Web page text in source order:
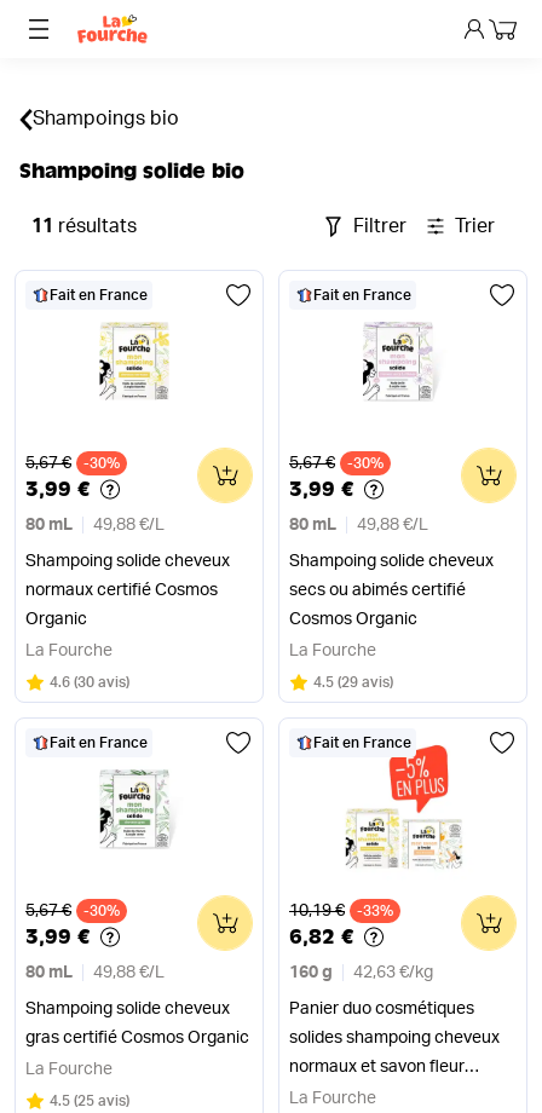
Mon
Shampoings bio
Shampoing solide bio
11 résultats Filtrer Trier
Fait en France
Ancien prix
5,67 € -30%
3,99 €
80 mL 49,88 €/ L
Shampoing solide cheveux
normaux certifié Cosmos
Organic
0
La Fourche
Note
4.6 sur 5
(30 avis)
Fait en France
Ancien prix
5,67 € -30%
3,99 €
80 mL 49,88 €/ L
Shampoing solide cheveux
secs ou abimés certifié
Cosmos Organic
0
La Fourche
Note
4.5 sur 5
(29 avis)
Fait en France
Ancien prix
5,67 € -30%
3,99 €
80 mL 49,88 €/ L
Shampoing solide cheveux
gras certifié Cosmos Organic
0
La Fourche
Note
4.5 sur 5
(25 avis)
Fait en France
Ancien prix
10,19 € -33%
6,82 €
160 g 42,63 €/ kg
Panier duo cosmétiques
solides shampoing cheveux
normaux et savon fleur
d'oranger
0
La Fourche